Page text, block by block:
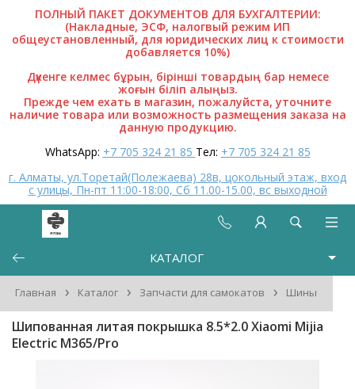
ПОЛНЫЙ ПАКЕТ ДОКУМЕНТОВ ДЛЯ БУХГАЛТЕРИИ:
(Накладные, ЭСФ, налогвый режим ИП
общеустановленный, для юридических лиц к стоимости
добавляется 10%)
Дүкенге келмес бұрын, бірінші товардың бар немесе
жоғын біліп алыңыз.
Прежде чем ехать в магазин, пожалуйста, уточните
наличие товара или возможность размещения заказа на
данную продукцию.
WhatsApp: +7 705 324 21 85 Тел: +7 705 324 21 85
г. Алматы, ул.Торетай(Полежаева) 28в, цокольный этаж, вход
с улицы, Пн-пт 11:00-18:00, Сб 11.00-15.00, вс выходной
КАТАЛОГ
Главная › Каталог › Запчасти для самокатов › Шины
Шипованная литая покрышка 8.5*2.0 Xiaomi Mijia
Electric M365/Pro